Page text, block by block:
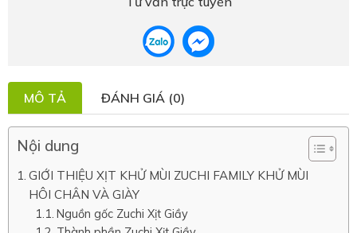
MÔ TẢ ĐÁNH GIÁ (0)
Nội dung
GIỚI THIỆU XỊT KHỬ MÙI ZUCHI FAMILY KHỬ MÙI
HÔI CHÂN VÀ GIÀY
Nguồn gốc Zuchi Xịt Giầy